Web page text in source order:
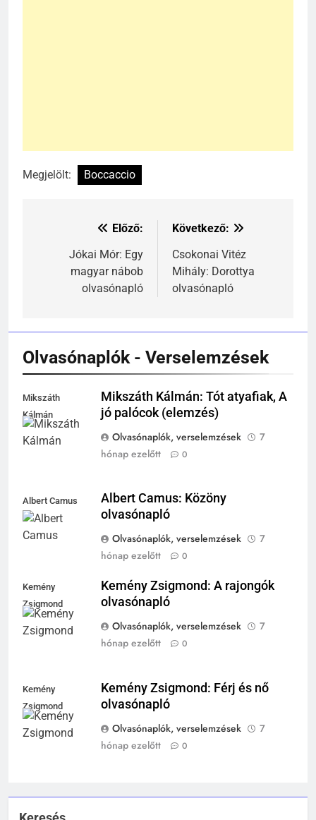
Megjelölt: Boccaccio
Bejegyzés
navigáció
Előző:
Jókai Mór: Egy
magyar nábob
olvasónapló
Következő:
Csokonai Vitéz
Mihály: Dorottya
olvasónapló
Olvasónaplók - Verselemzések
Mikszáth
Kálmán
Mikszáth Kálmán: Tót atyafiak, A
jó palócok (elemzés)
Olvasónaplók, verselemzések
7
hónap ezelőtt
0
Albert Camus
Albert Camus: Közöny
olvasónapló
Olvasónaplók, verselemzések
7
hónap ezelőtt
0
Kemény
Zsigmond
Kemény Zsigmond: A rajongók
olvasónapló
Olvasónaplók, verselemzések
7
hónap ezelőtt
0
Kemény
Zsigmond
Kemény Zsigmond: Férj és nő
olvasónapló
Olvasónaplók, verselemzések
7
hónap ezelőtt
0
KI TALÁLTA FEL
TÖRTÉNELEM ÉRDEKESSÉGEK
Kik voltak a három királyok?
TÖRTÉNELEM ÉRDEKESSÉGEK
A középkor titkai: Mi rejtőzött a
várak falai mögött?
TÖRTÉNELEM ÉRDEKESSÉGEK
Mikor volt a római birodalom
bukása, és mi történt utána?
MIKOR VOLT?
TÖRTÉNELEM ÉRDEKESSÉGEK
Ki volt Zeusz?
KIK VOLTAK?
TÖRTÉNELEM ÉRDEKESSÉGEK
MIKOR VOLT?